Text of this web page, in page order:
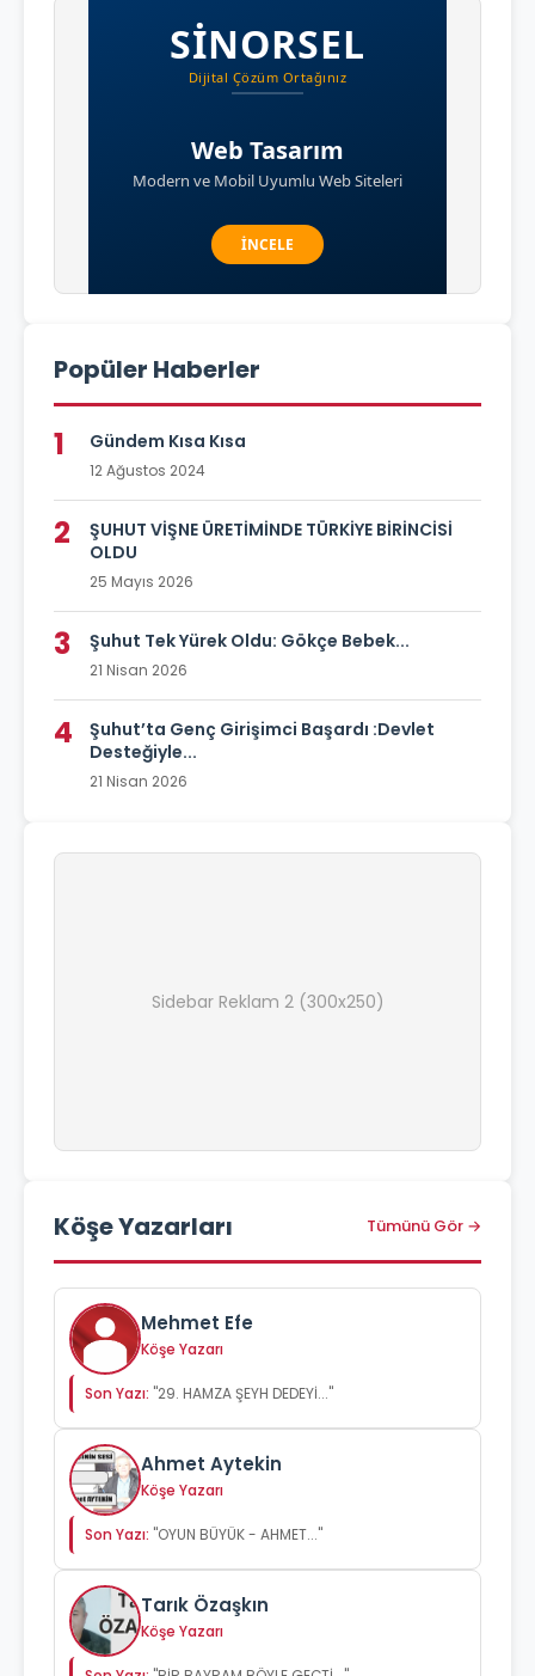
Popüler Haberler
1 Gündem Kısa Kısa
12 Ağustos 2024
2
ŞUHUT VİŞNE ÜRETİMİNDE TÜRKİYE BİRİNCİSİ
OLDU
25 Mayıs 2026
3 Şuhut Tek Yürek Oldu: Gökçe Bebek...
21 Nisan 2026
4
Şuhut’ta Genç Girişimci Başardı :Devlet
Desteğiyle...
21 Nisan 2026
Sidebar Reklam 2 (300x250)
Köşe Yazarları Tümünü Gör →
Mehmet Efe
Köşe Yazarı
Son Yazı: "29. HAMZA ŞEYH DEDEYİ..."
Ahmet Aytekin
Köşe Yazarı
Son Yazı: "OYUN BÜYÜK - AHMET..."
Tarık Özaşkın
Köşe Yazarı